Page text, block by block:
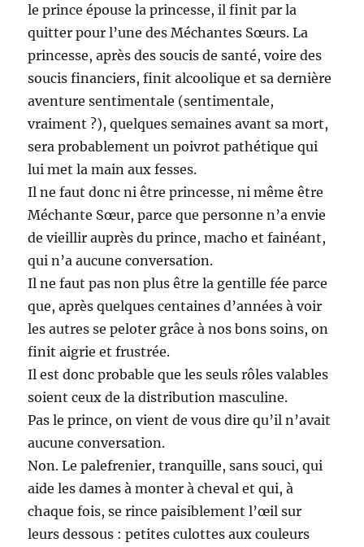
le prince épouse la princesse, il finit par la
quitter pour l’une des Méchantes Sœurs. La
princesse, après des soucis de santé, voire des
soucis financiers, finit alcoolique et sa dernière
aventure sentimentale (sentimentale,
vraiment ?), quelques semaines avant sa mort,
sera probablement un poivrot pathétique qui
lui met la main aux fesses.
Il ne faut donc ni être princesse, ni même être
Méchante Sœur, parce que personne n’a envie
de vieillir auprès du prince, macho et fainéant,
qui n’a aucune conversation.
Il ne faut pas non plus être la gentille fée parce
que, après quelques centaines d’années à voir
les autres se peloter grâce à nos bons soins, on
finit aigrie et frustrée.
Il est donc probable que les seuls rôles valables
soient ceux de la distribution masculine.
Pas le prince, on vient de vous dire qu’il n’avait
aucune conversation.
Non. Le palefrenier, tranquille, sans souci, qui
aide les dames à monter à cheval et qui, à
chaque fois, se rince paisiblement l’œil sur
leurs dessous : petites culottes aux couleurs